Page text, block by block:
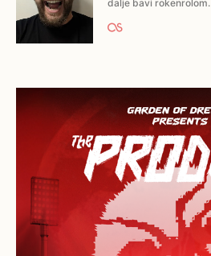
dalje bavi rokenrolom.